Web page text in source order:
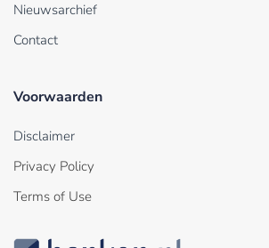
Nieuwsarchief
Contact
Voorwaarden
Disclaimer
Privacy Policy
Terms of Use